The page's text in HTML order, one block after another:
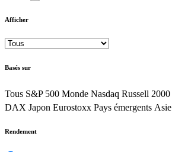
Afficher
Basés sur
Tous S&P 500 Monde Nasdaq Russell 2000
DAX Japon Eurostoxx Pays émergents Asie
Rendement